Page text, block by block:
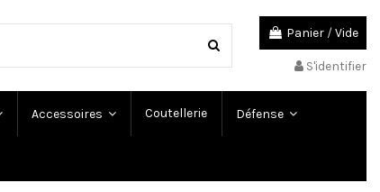
Panier /Vide
S'identifier
Accessoires Coutellerie Défense